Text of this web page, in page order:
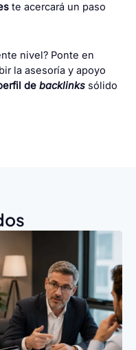
te acercará un paso
nivel? Ponte en
la asesoría y apoyo
de backlinks sólido